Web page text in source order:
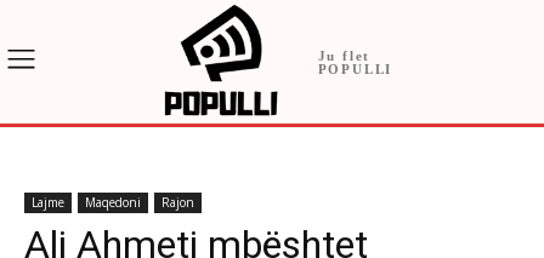
Ju flet
POPULLI
Lajme Maqedoni Rajon
Ali Ahmeti mbështet